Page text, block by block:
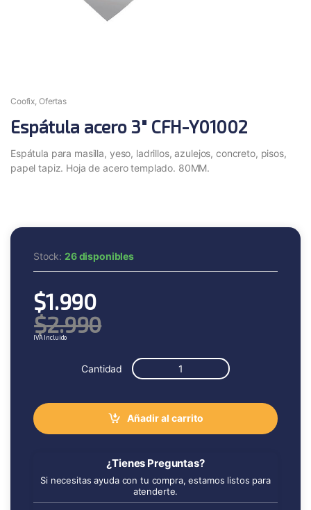
Coofix, Ofertas
Espátula acero 3″ CFH-Y01002
Espátula para masilla, yeso, ladrillos, azulejos, concreto, pisos,
papel tapiz. Hoja de acero templado. 80MM.
Stock:26 disponibles
$1.990
$2.990
IVA Incluido
Cantidad
Añadir al carrito
¿Tienes Preguntas?
Si necesitas ayuda con tu compra, estamos listos para
atenderte.